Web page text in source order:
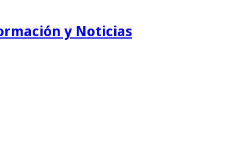
y Noticias